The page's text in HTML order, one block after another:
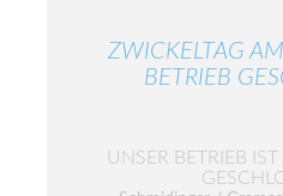
ZWICKELTAG
BETRIEB
UNSER BETRIEB